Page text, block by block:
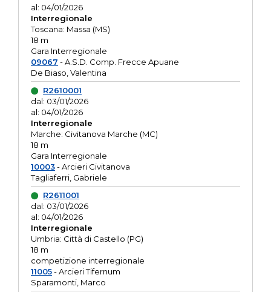
al: 04/01/2026
Interregionale
Toscana: Massa (MS)
18 m
Gara Interregionale
09067 - A.S.D. Comp. Frecce Apuane
De Biaso, Valentina
R2610001
dal: 03/01/2026
al: 04/01/2026
Interregionale
Marche: Civitanova Marche (MC)
18 m
Gara Interregionale
10003- Arcieri Civitanova
Tagliaferri, Gabriele
R2611001
dal: 03/01/2026
al: 04/01/2026
Interregionale
Umbria: Città di Castello (PG)
18 m
competizione interregionale
11005- Arcieri Tifernum
Sparamonti, Marco